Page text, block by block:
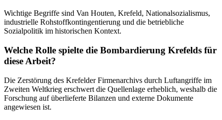
Wichtige Begriffe sind Van Houten, Krefeld, Nationalsozialismus,
industrielle Rohstoffkontingentierung und die betriebliche
Sozialpolitik im historischen Kontext.
Welche Rolle spielte die Bombardierung Krefelds für
diese Arbeit?
Die Zerstörung des Krefelder Firmenarchivs durch Luftangriffe im
Zweiten Weltkrieg erschwert die Quellenlage erheblich, weshalb die
Forschung auf überlieferte Bilanzen und externe Dokumente
angewiesen ist.